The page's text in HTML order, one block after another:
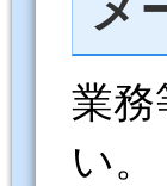
メ
業務
い。